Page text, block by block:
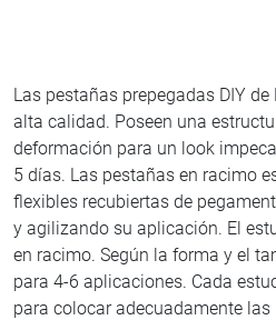
Las pestañas prepegadas DIY
alta calidad. Poseen una
deformación para un look
5 días. Las pestañas en racimo
flexibles recubiertas de
y agilizando su aplicación. El
en racimo. Según la forma y el
para 4-6 aplicaciones. Cada
para colocar adecuadamente